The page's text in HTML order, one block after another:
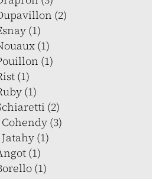
(2)
(1)
(1)
(1)
(1)
(1)
(2)
(3)
(1)
(1)
(1)